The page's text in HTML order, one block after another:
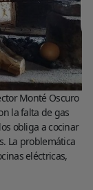
Monté Oscuro
la falta de gas
obliga a cocinar
La problemática
eléctricas,